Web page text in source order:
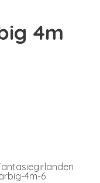
4m
4m-6